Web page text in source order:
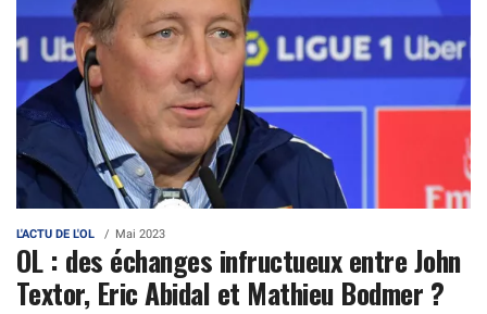
L'ACTU DE L'OL Mai 2023
OL : des échanges infructueux entre John
Textor, Eric Abidal et Mathieu Bodmer ?